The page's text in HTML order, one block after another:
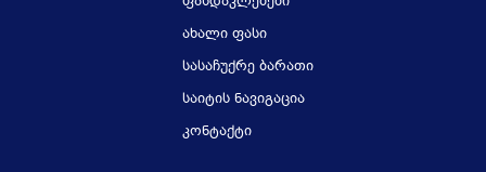
ახალი ფასი
სასაჩუქრე ბარათი
საიტის ნავიგაცია
კონტაქტი